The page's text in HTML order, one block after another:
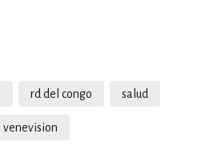
rd del congo salud
venevision